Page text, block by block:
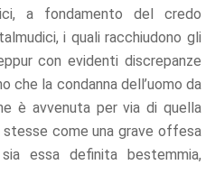
a fondamento del credo
i quali racchiudono gli
con evidenti discrepanze
che la condanna dell’uomo da
è avvenuta per via di quella
come una grave offesa
essa definita bestemmia,